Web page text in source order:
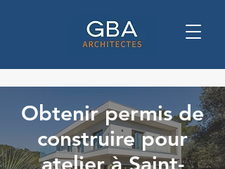
Obtenir permis de
construire pour